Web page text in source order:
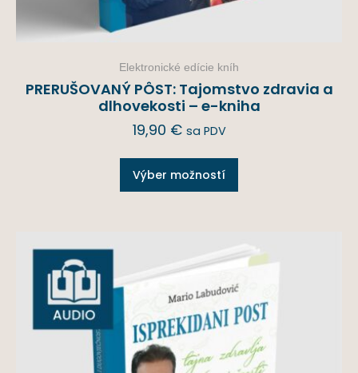
Elektronické edície kníh
PRERUŠOVANÝ PÔST: Tajomstvo zdravia a
dlhovekosti – e-kniha
19,90 € sa PDV
Výber možností